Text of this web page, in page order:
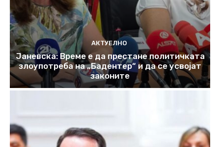
АКТУЕЛНО
Јаневска: Време е да престане политичката
злоупотреба на „Бадентер“ и да се усвојат
законите